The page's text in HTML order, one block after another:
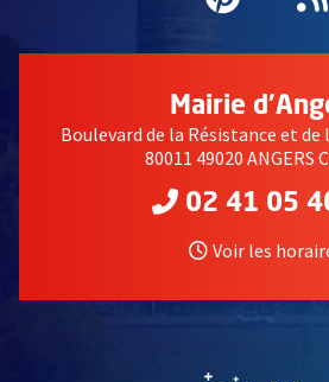
Mairie
Boulevard de la Résistance et
80011 49020 ANGERS
02 41 05
Voir les